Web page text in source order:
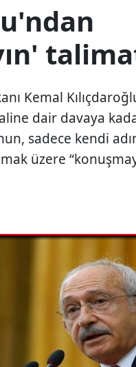
Kemal
dair davaya
sadece kendi
üzere